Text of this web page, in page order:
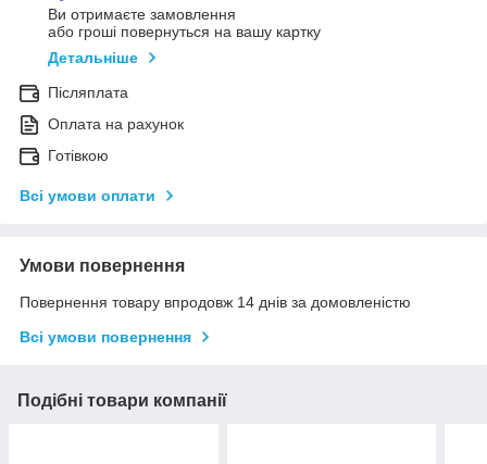
Ви отримаєте замовлення
або гроші повернуться на вашу картку
Детальніше
Післяплата
Оплата на рахунок
Готівкою
Всі умови оплати
Умови повернення
Повернення товару впродовж 14 днів за домовленістю
Всі умови повернення
Подібні товари компанії